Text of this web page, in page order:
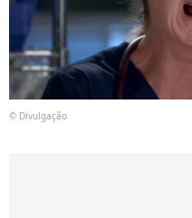
© Divulgação